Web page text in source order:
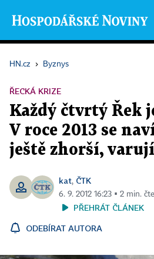
HN.cz › Byznys
ŘECKÁ KRIZE
Každý čtvrtý Řek
V roce 2013 se
ještě zhorší,
kat, ČTK
6. 9. 2012 16:23 ▪ 2 min.
PŘEHRÁT ČLÁNEK
ODEBÍRAT AUTORA